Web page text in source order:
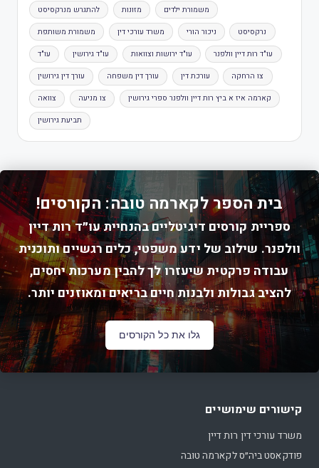
להתגרש מנרקסיסט מזונות משמורת ילדים
משמורת משותפת משרד עורכי דין ניכור הורי נרקסיסט
עו"ד עו"ד גירושין עו"ד ירושות וצוואות עו"ד רות דיין וולפנר
עורך דין גירושין עורך דין משפחה עורכת דין צו הרחקה
צוואה צו מניעה קארמה איז א ביץ רות דיין וולפנר ספרי גירושין
תביעת גירושין
בית הספר לקארמה טובה: הקורסים!
ספריית קורסים דיגיטליים בהנחיית עו״ד רות דיין
וולפנר. שילוב של ידע משפטי, כלים רגשיים ותוכנית
עבודה פרקטית שיעזרו לך להבין מערכות יחסים,
להציב גבולות ולבנות חיים בריאים ומאוזנים יותר.
גלו את כל הקורסים
קישורים שימושיים
משרד עורכי דין רות דיין
פודקאסט ביה״ס לקארמה טובה